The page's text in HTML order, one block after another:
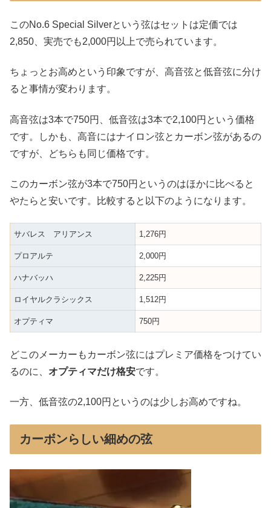
このNo.6 Special Silverという弦はセットは定価では
2,850、実売でも2,000円以上で売られています。
ちょっとお高めという印象ですが、高音弦と低音弦に分け
ると事情が変わります。
高音弦は3本で750円、低音弦は3本で2,100円という価格
です。しかも、高音にはナイロン弦とカーボン弦があるの
ですが、どちらも同じ価格です。
このカーボン弦が3本で750円というのはほかに比べると
やたらと安いです。比較すると以下のようになります。
サバレス アリアンス 1,276円
プロアルテ 2,000円
ハナバッハ 2,225円
ロイヤルクラシックス 1,512円
オプティマ 750円
どこのメーカーもカーボン弦にはプレミア価格をつけてい
るのに、 オプティマだけ格安です。
一方、低音弦の2,100円というのは少しお高めですね。
カーボンらしい細めの弦